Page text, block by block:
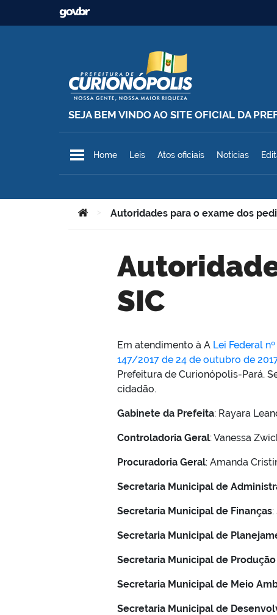
Ir para o conteúdo
SEJA BEM VINDO AO SITE OFICIAL DA
Prefeitura Municipal de
Home Leis Atos oficiais Notícias
Você está aqui:
> Autoridades para o exame dos
Autoridades para o exame dos pedidos –
SIC
Em atendimento à A Lei Federal
147/2017 de 24 de outubro de
Prefeitura de Curionópolis-Pará.
cidadão.
Gabinete da Prefeita: Rayara
Controladoria Geral: Vanessa
Procuradoria Geral: Amanda
Secretaria Municipal de
Secretaria Municipal de Finanças
Secretaria Municipal de
Secretaria Municipal de
Secretaria Municipal de Meio
Secretaria Municipal de